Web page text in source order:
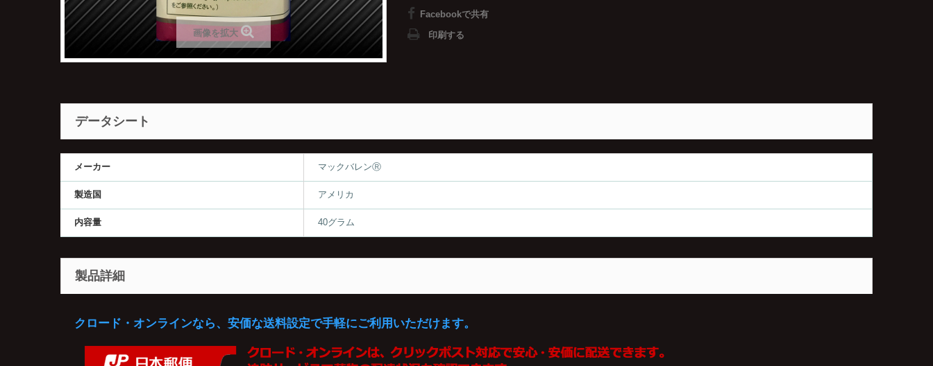
画像を拡大
Facebookで共有
印刷する
データシート
メーカー マックバレンⓇ
製造国 アメリカ
内容量 40グラム
製品詳細
クロード・オンラインなら、安価な送料設定で手軽にご利用いただけます。